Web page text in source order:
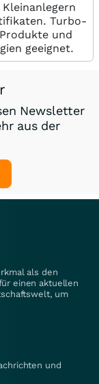
Turbo-
und
geeignet.
Newsletter
aus der
als den
einen aktuellen
um
und